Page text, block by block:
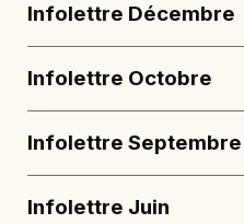
Infolettre Décembre
Infolettre Octobre
Infolettre Septembre
Infolettre Juin